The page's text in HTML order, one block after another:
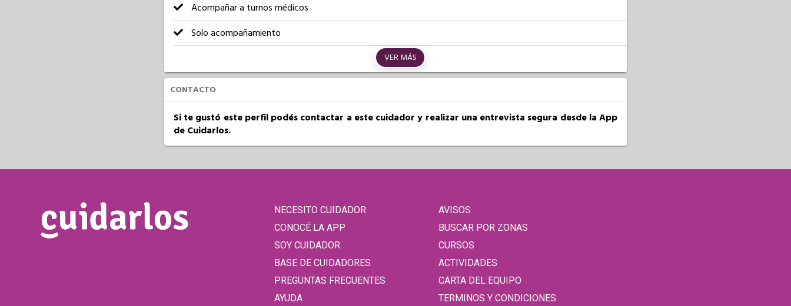
Acompañar a turnos médicos
Solo acompañamiento
VER MÁS
CONTACTO
Si te gustó este perfil podés contactar a este cuidador y realizar una entrevista segura desde la App
de Cuidarlos.
NECESITO CUIDADOR
CONOCÉ LA APP
SOY CUIDADOR
BASE DE CUIDADORES
PREGUNTAS FRECUENTES
AYUDA
AVISOS
BUSCAR POR ZONAS
CURSOS
ACTIVIDADES
CARTA DEL EQUIPO
TERMINOS Y CONDICIONES